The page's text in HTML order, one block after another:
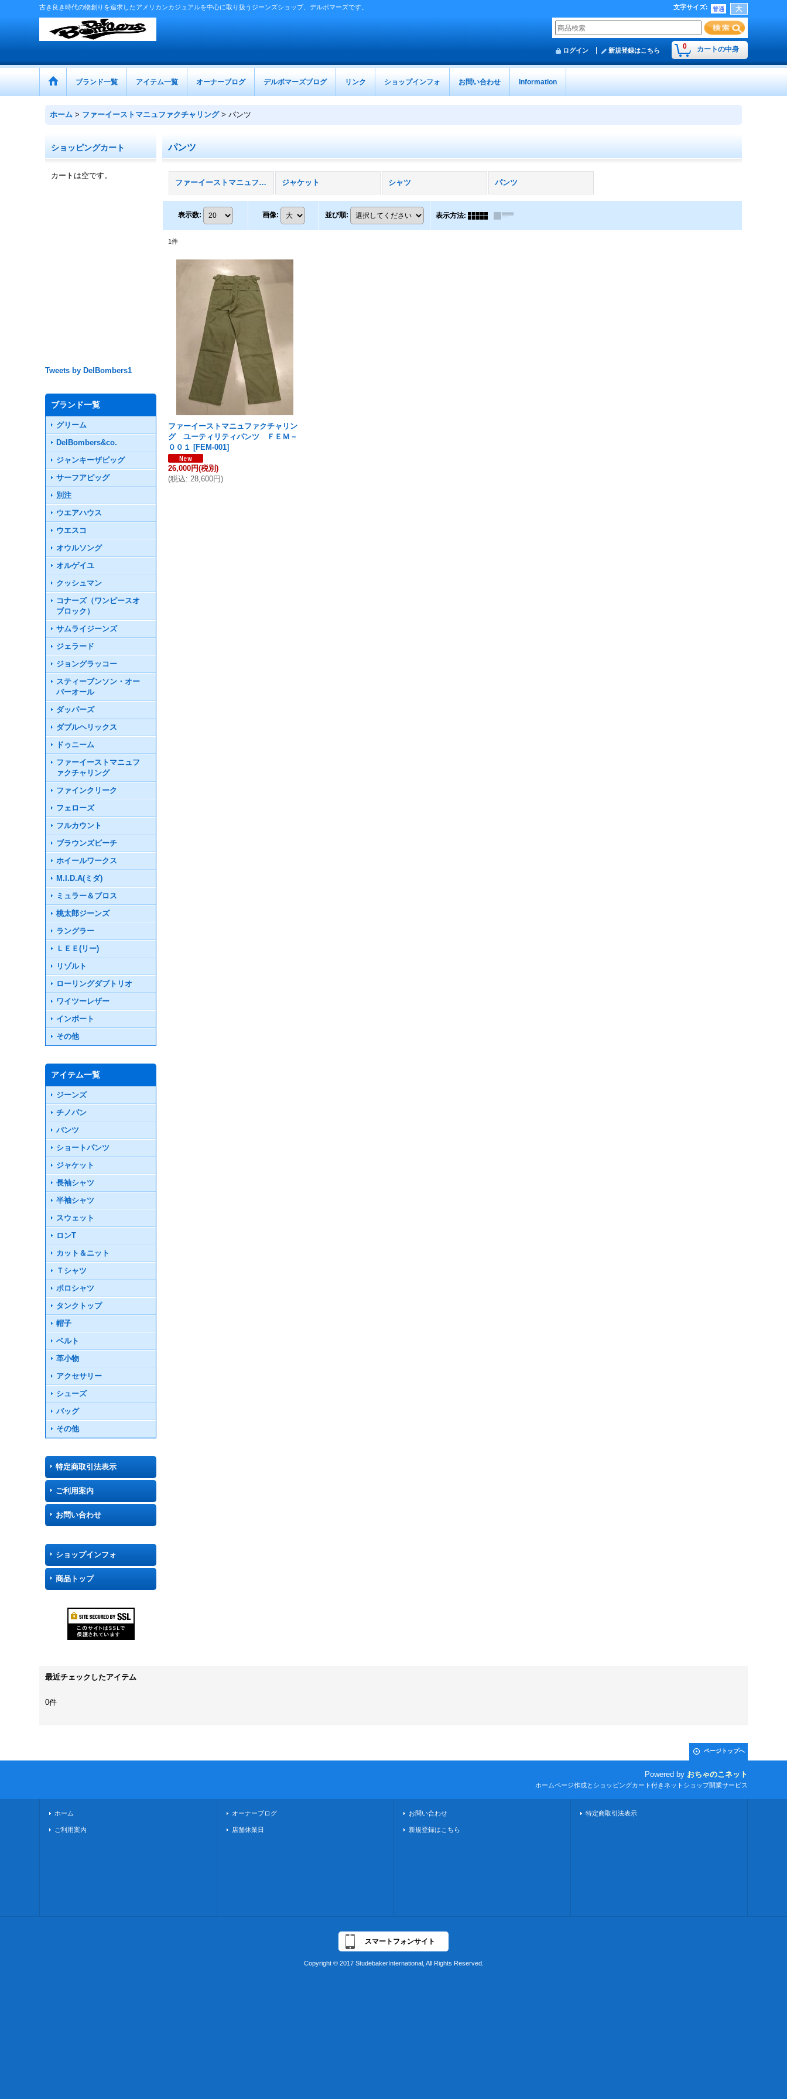
古き良き時代の物創りを追求したアメリカンカジュアルを中心に取り扱うジーンズショップ、デルボマーズです。 文字サイズ:
0 カートの中身
ログイン 新規登録はこちら
ブランド一覧 アイテム一覧 オーナーブログ デルボマーズブログ リンク ショップインフォ お問い合わせ Information
ホーム > ファーイーストマニュファクチャリング > パンツ
ショッピングカート
カートは空です。
Tweets by DelBombers1
ブランド一覧
グリーム
DelBombers&co.
ジャンキーザピッグ
サーフアピッグ
別注
ウエアハウス
ウエスコ
オウルソング
オルゲイユ
クッシュマン
コナーズ（ワンピースオ
ブロック）
サムライジーンズ
ジェラード
ジョングラッコー
スティーブンソン・オー
バーオール
ダッパーズ
ダブルヘリックス
ドゥニーム
ファーイーストマニュフ
ァクチャリング
ファインクリーク
フェローズ
フルカウント
ブラウンズビーチ
ホイールワークス
M.I.D.A(ミダ)
ミュラー＆ブロス
桃太郎ジーンズ
ラングラー
ＬＥＥ(リー)
リゾルト
ローリングダブトリオ
ワイツーレザー
インポート
その他
アイテム一覧
ジーンズ
チノパン
パンツ
ショートパンツ
ジャケット
長袖シャツ
半袖シャツ
スウェット
ロンT
カット＆ニット
Ｔシャツ
ポロシャツ
タンクトップ
帽子
ベルト
革小物
アクセサリー
シューズ
バッグ
その他
特定商取引法表示
ご利用案内
お問い合わせ
ショップインフォ
商品トップ
パンツ
ファーイーストマニュファクチャリング (全商品) ジャケット シャツ パンツ
表示数: 画像: 並び順: 表示方法:
1件
ファーイーストマニュファクチャリン
グ ユーティリティパンツ ＦＥＭ－
００１ [FEM-001]
26,000円(税別)
(税込: 28,600円)
最近チェックしたアイテム
0件
ページトップへ
Powered by おちゃのこネット
ホームページ作成とショッピングカート付きネットショップ開業サービス
ホーム
ご利用案内
オーナーブログ
店舗休業日
お問い合わせ
新規登録はこちら
特定商取引法表示
スマートフォンサイト
Copyright © 2017 StudebakerInternational, All Rights Reserved.